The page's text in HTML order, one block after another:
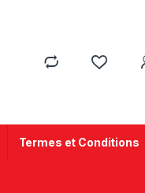
Termes et Conditions